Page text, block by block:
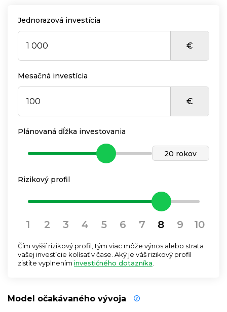
Jednorazová investícia
€
Mesačná investícia
€
Plánovaná dĺžka investovania
20 rokov
Rizikový profil
1 2 3 4 5 6 7 8 9 10
Čím vyšší rizikový profil, tým viac môže výnos alebo strata
vašej investície kolísať v čase. Aký je váš rizikový profil
zistíte vyplnením investičného dotazníka
Model očakávaného vývoja